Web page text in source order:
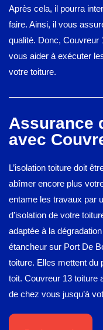
Après cela, il pourra
faire. Ainsi, il vous
qualité. Donc, Couvreur
vous aider à exécuter
votre toiture.
Assurance
avec
L’isolation toiture doit
abîmer encore plus
entame les travaux par
d’isolation de votre
adaptée à la
étancheur sur Port De
toiture. Elles mettent du
toit. Couvreur 13 toiture
de chez vous jusqu’à